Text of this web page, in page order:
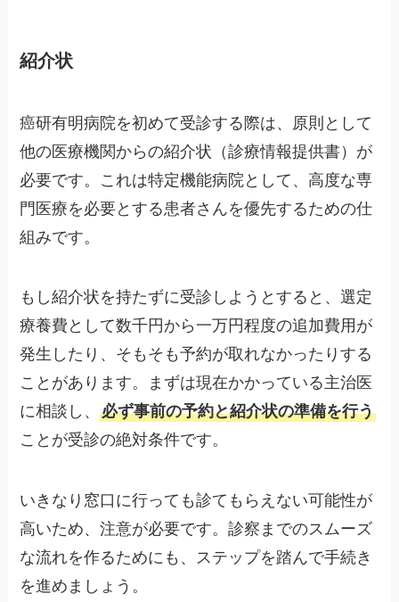
紹介状
癌研有明病院を初めて受診する際は、原則として
他の医療機関からの紹介状（診療情報提供書）が
必要です。これは特定機能病院として、高度な専
門医療を必要とする患者さんを優先するための仕
組みです。
もし紹介状を持たずに受診しようとすると、選定
療養費として数千円から一万円程度の追加費用が
発生したり、そもそも予約が取れなかったりする
ことがあります。まずは現在かかっている主治医
に相談し、必ず事前の予約と紹介状の準備を行う
ことが受診の絶対条件です。
いきなり窓口に行っても診てもらえない可能性が
高いため、注意が必要です。診察までのスムーズ
な流れを作るためにも、ステップを踏んで手続き
を進めましょう。